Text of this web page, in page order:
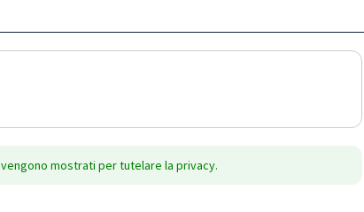
mostrati per tutelare la privacy.